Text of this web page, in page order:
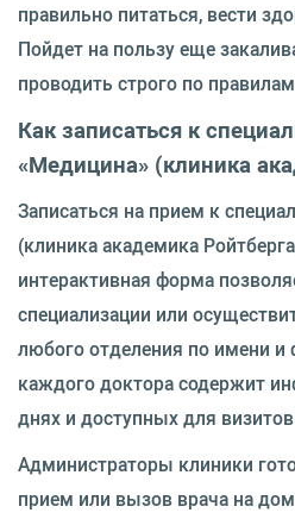
правильно питаться, вести
Пойдет на пользу еще
проводить строго по
Как записаться к
«Медицина» (клиника
Записаться на прием к
(клиника академика
интерактивная форма
специализации или
любого отделения по имени и
каждого доктора содержит
днях и доступных для
Администраторы клиники
прием или вызов врача на